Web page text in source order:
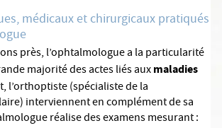
médicaux et chirurgicaux pratiqués
près, l’ophtalmologue a la particularité
majorité des actes liés auxmaladies
l’orthoptiste (spécialiste de la
interviennent en complément de sa
réalise des examens mesurant :